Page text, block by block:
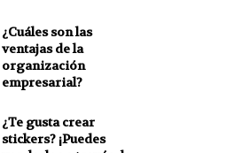
¿Cuáles son las
ventajas de la
organización
empresarial?
¿Te gusta crear
stickers? ¡Puedes